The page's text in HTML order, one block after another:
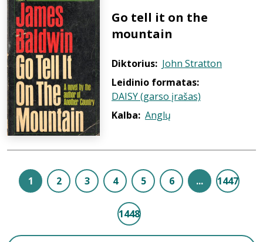
Go tell it on the
mountain
Diktorius: John Stratton
Leidinio formatas:
DAISY (garso įrašas)
Kalba: Anglų
1 2 3 4 5 6 ... 1447
1448